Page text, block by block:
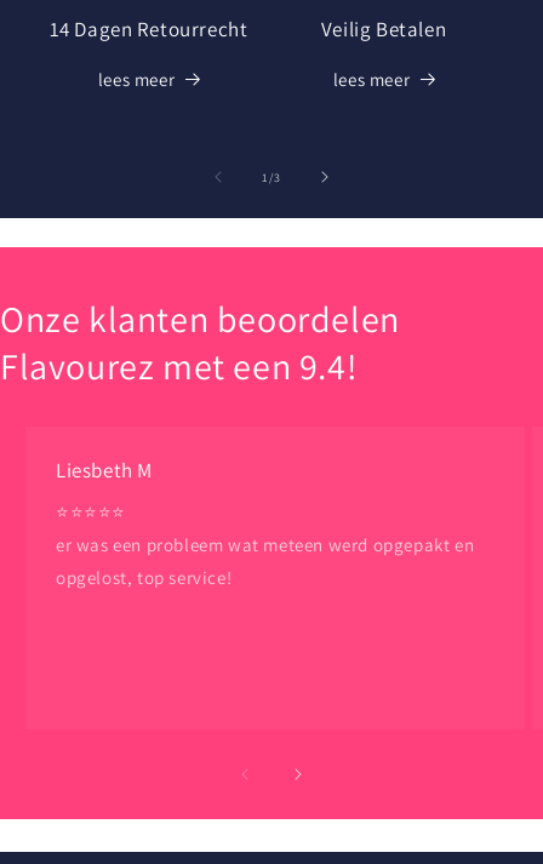
14 Dagen Retourrecht
lees meer
Veilig Betalen
lees meer
1 /van
3
Onze klanten beoordelen
Flavourez met een 9.4!
Liesbeth M
⭐️⭐️⭐️⭐️⭐️
er was een probleem wat meteen werd opgepakt en
opgelost, top service!